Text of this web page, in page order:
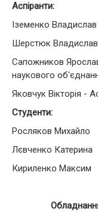
Аспіранти:
Іземенко
Шерстюк
Сапожников
наукового
Яковчук Вікторія -
Студенти:
Росляков Михайло
Лєвченко Катерина
Кириленко Максим